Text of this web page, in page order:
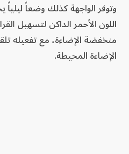
وتوفر الواجهة كذلك وضعاً
اللون الأحمر الداكن لتسهيل
منخفضة الإضاءة، مع تفعيله
الإضاءة المحيطة.